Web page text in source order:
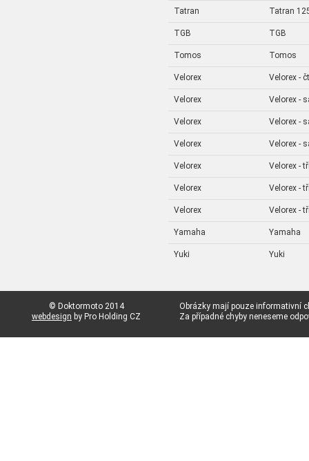
Tatran Tatran
TGB TGB
Tomos Tomos
Velorex Velorex -
Velorex Velorex -
Velorex Velorex -
Velorex Velorex -
Velorex Velorex -
Velorex Velorex -
Velorex Velorex -
Yamaha Yamaha
Yuki Yuki
© Doktormoto 2014
webdesign by Pro Holding CZ
Obrázky mají pouze informativní
Za případné chyby neneseme